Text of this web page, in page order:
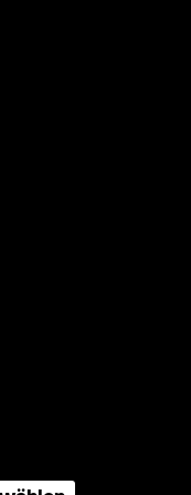
Museum
Beauftragten der